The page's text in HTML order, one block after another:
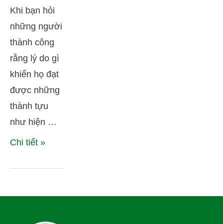
LÀ
NGƯỜI
MAY
MẮN
Khi bạn hỏi
những người
thành công
rằng lý do gì
khiến họ đạt
được những
thành tựu
như hiện …
Chi tiết »